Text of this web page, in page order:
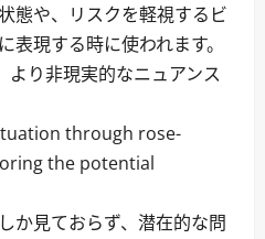
態や、リスクを軽視するビ
現する時に使われます。
り非現実的なニュアンス
through rose-
the potential
か見ておらず、潜在的な問